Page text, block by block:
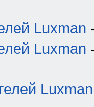
Luxman
Luxman
Luxman